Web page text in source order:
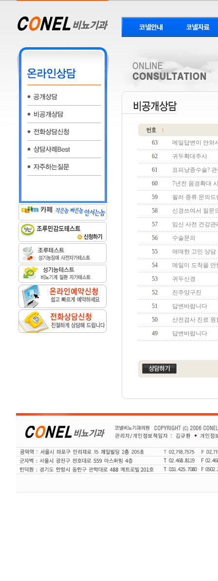
63
메일답변이 안와
62
귀두확대주사
61
표피낭종수술?
60
7년전 음경확대
59
필러 종류 문의드
58
신경쓰여서 질문
57
임신 사전 건강
56
수술문의
55
애매한 고민 상담
54
메일이 도착을 안
53
귀두신경
52
진주양구진
51
답변바랍니다
50
산전검사 진료 원
49
답변바랍니다